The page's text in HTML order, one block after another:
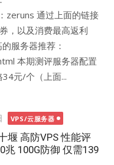
zeruns 通过上面的链接
，以及消费最高返利
服务器推荐：
本期测评服务器配置
元/个（上面...
VPS/云服务器
堰 高防VPS 性能评
兆 100G防御 仅需139